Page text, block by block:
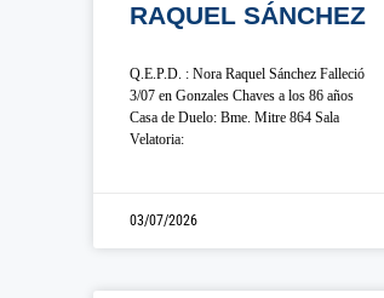
RAQUEL SÁNCHEZ
Q.E.P.D. : Nora Raquel Sánchez Falleció
3/07 en Gonzales Chaves a los 86 años
Casa de Duelo: Bme. Mitre 864 Sala
Velatoria:
03/07/2026